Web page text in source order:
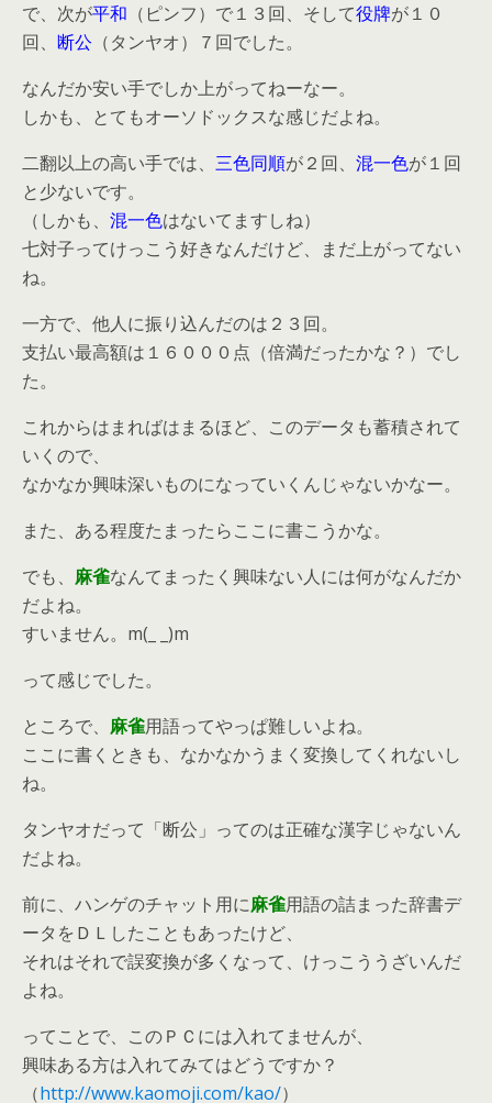
で、次が平和 （ピンフ）で１３回、そして役牌が１０
回、 断公 （タンヤオ）７回でした。
なんだか安い手でしか上がってねーなー。
しかも、とてもオーソドックスな感じだよね。
二翻以上の高い手では、 三色同順が２回、 混一色が１回
と少ないです。
（しかも、 混一色はないてますしね）
七対子ってけっこう好きなんだけど、まだ上がってない
ね。
一方で、他人に振り込んだのは２３回。
支払い最高額は１６０００点（倍満だったかな？）でし
た。
これからはまればはまるほど、このデータも蓄積されて
いくので、
なかなか興味深いものになっていくんじゃないかなー。
また、ある程度たまったらここに書こうかな。
でも、 麻雀なんてまったく興味ない人には何がなんだか
だよね。
すいません。m(_ _)m
って感じでした。
ところで、 麻雀用語ってやっぱ難しいよね。
ここに書くときも、なかなかうまく変換してくれないし
ね。
タンヤオだって「断公」ってのは正確な漢字じゃないん
だよね。
前に、ハンゲのチャット用に麻雀用語の詰まった辞書デ
ータをＤＬしたこともあったけど、
それはそれで誤変換が多くなって、けっこううざいんだ
よね。
ってことで、このＰＣには入れてませんが、
興味ある方は入れてみてはどうですか？
（http://www.kaomoji.com/kao/）